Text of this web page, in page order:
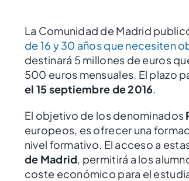
La Comunidad de Madrid
de 16 y 30 años que necesiten
destinará 5 millones de euros
500 euros mensuales. El plazo
el 15 septiembre de 2016.
El objetivo de los denominados
europeos, es ofrecer una
nivel formativo. El acceso a
de Madrid, permitirá a los
coste económico para el